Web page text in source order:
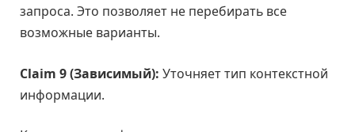
запроса. Это позволяет не перебирать все
возможные варианты.
Claim 9 (Зависимый): Уточняет тип контекстной
информации.